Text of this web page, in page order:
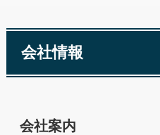
会社情報
会社案内